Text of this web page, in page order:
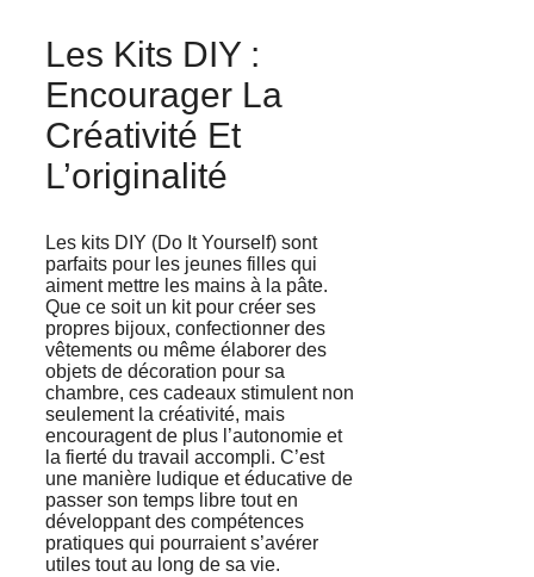
Les Kits DIY :
Encourager La
Créativité Et
L’originalité
Les kits DIY (Do It Yourself) sont
parfaits pour les jeunes filles qui
aiment mettre les mains à la pâte.
Que ce soit un kit pour créer ses
propres bijoux, confectionner des
vêtements ou même élaborer des
objets de décoration pour sa
chambre, ces cadeaux stimulent non
seulement la créativité, mais
encouragent de plus l’autonomie et
la fierté du travail accompli. C’est
une manière ludique et éducative de
passer son temps libre tout en
développant des compétences
pratiques qui pourraient s’avérer
utiles tout au long de sa vie.